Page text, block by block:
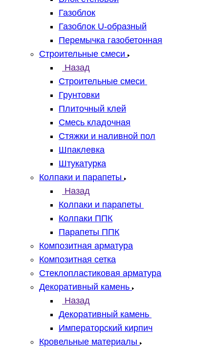
Газоблок
Газоблок U-образный
Перемычка газобетонная
Строительные смеси
Назад
Строительные смеси
Грунтовки
Плиточный клей
Смесь кладочная
Стяжки и наливной пол
Шпаклевка
Штукатурка
Колпаки и парапеты
Назад
Колпаки и парапеты
Колпаки ППК
Парапеты ППК
Композитная арматура
Композитная сетка
Стеклопластиковая арматура
Декоративный камень
Назад
Декоративный камень
Императорский кирпич
Кровельные материалы